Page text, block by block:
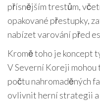
přísnějším trestům,
opakované přestupky,
nabízet varování před
Kromě toho je koncept
V Severní Koreji
počtu nahromaděných
ovlivnit herní strategii a